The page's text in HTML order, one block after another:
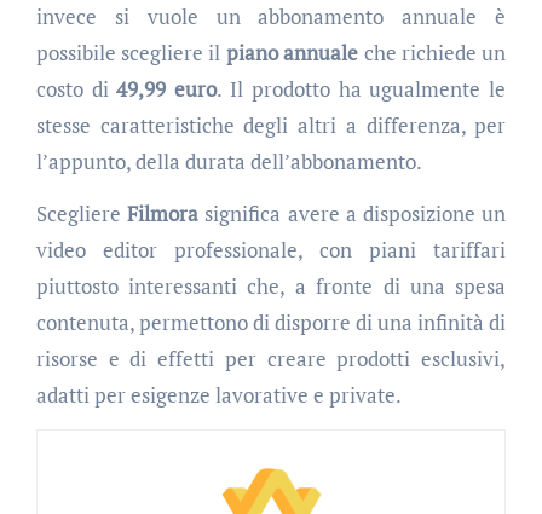
invece si vuole un abbonamento annuale è
possibile scegliere il piano annuale che richiede un
costo di49,99 euro. Il prodotto ha ugualmente le
stesse caratteristiche degli altri a differenza, per
l’appunto, della durata dell’abbonamento.
Scegliere Filmora significa avere a disposizione un
video editor professionale, con piani tariffari
piuttosto interessanti che, a fronte di una spesa
contenuta, permettono di disporre di una infinità di
risorse e di effetti per creare prodotti esclusivi,
adatti per esigenze lavorative e private.